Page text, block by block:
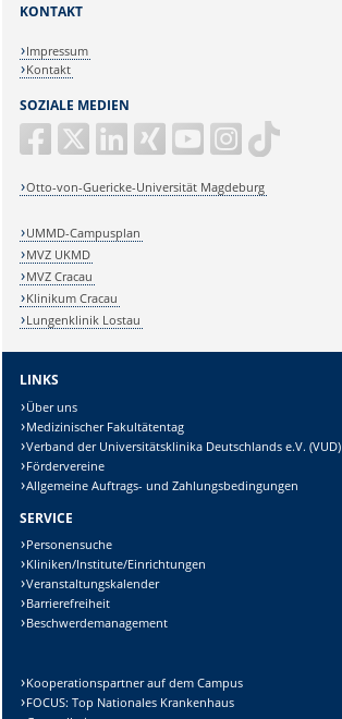
SOZIALE MEDIEN
Otto-von-Guericke-Universität Magdeburg
KONTAKT
Impressum
Kontakt
UMMD-Campusplan
MVZ UKMD
MVZ Cracau
Klinikum Cracau
Lungenklinik Lostau
LINKS
Über uns
Medizinischer Fakultätentag
Verband der Universitätsklinika Deutschlands e.V. (VUD)
Fördervereine
Allgemeine Auftrags- und Zahlungsbedingungen
SERVICE
Personensuche
Kliniken/Institute/Einrichtungen
Veranstaltungskalender
Barrierefreiheit
Beschwerdemanagement
Kooperationspartner auf dem Campus
FOCUS: Top Nationales Krankenhaus